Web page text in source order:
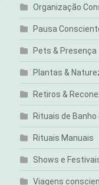
Organização
Pausa
Pets & Presença
Plantas &
Retiros &
Rituais de
Rituais Manuais
Shows e
Viagens